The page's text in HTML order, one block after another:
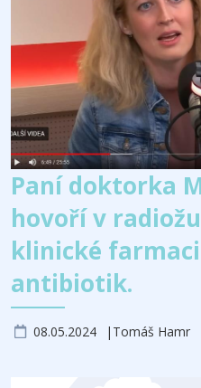
Paní doktorka
hovoří v
klinické
antibiotik.
08.05.2024 Tomáš Hamr